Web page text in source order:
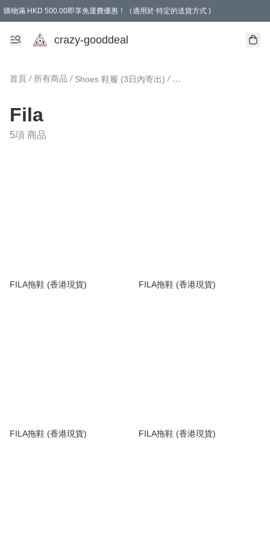
購物滿 HKD 500.00即享免運費優惠！（適用於 特定的送貨方式 )
成為會員可享免費禮品
crazy-gooddeal
首頁 / 所有商品 / Shoes 鞋履 (3日內寄出) /
Fila
5項 商品
FILA拖鞋 (香港現貨) FILA拖鞋 (香港現貨)
FILA拖鞋 (香港現貨) FILA拖鞋 (香港現貨)